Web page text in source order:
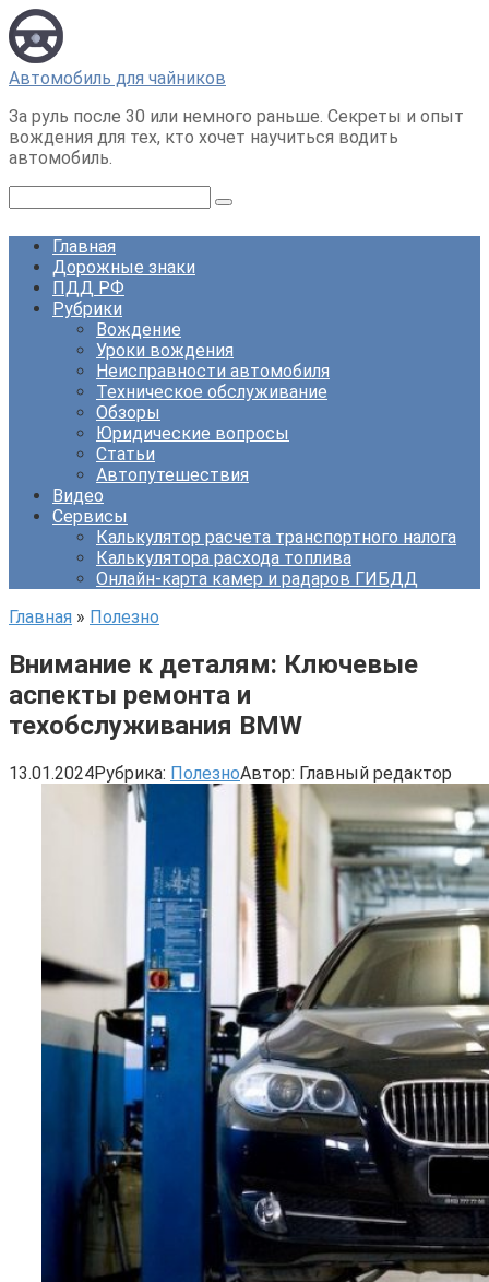
Перейти
к
контенту
Автомобиль для чайников
За руль после 30 или немного раньше. Секреты и опыт
вождения для тех, кто хочет научиться водить
автомобиль.
Главная
Дорожные знаки
ПДД РФ
Рубрики
Вождение
Уроки вождения
Неисправности автомобиля
Техническое обслуживание
Обзоры
Юридические вопросы
Статьи
Автопутешествия
Видео
Сервисы
Калькулятор расчета транспортного налога
Калькулятора расхода топлива
Онлайн-карта камер и радаров ГИБДД
Главная » Полезно
Внимание к деталям: Ключевые
аспекты ремонта и
техобслуживания BMW
13.01.2024Рубрика: ПолезноАвтор: Главный редактор